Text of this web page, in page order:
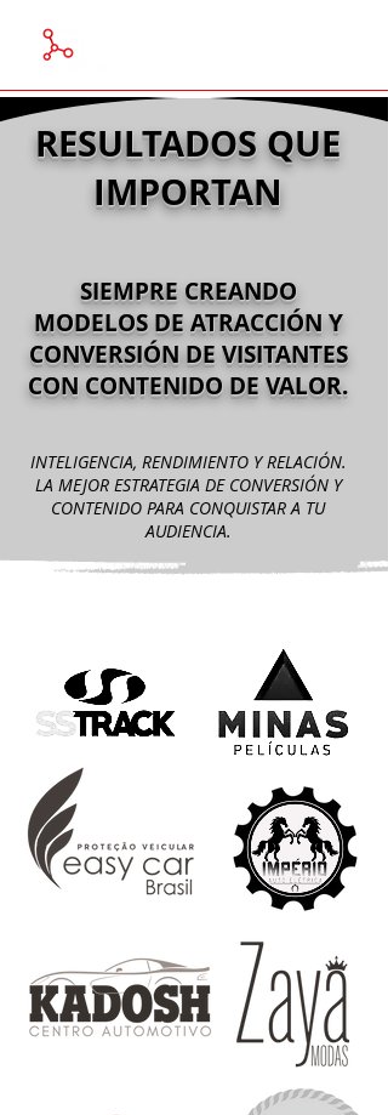
RESULTADOS QUE
IMPORTAN
SIEMPRE CREANDO
MODELOS DE ATRACCIÓN Y
CONVERSIÓN DE VISITANTES
CON CONTENIDO DE VALOR.
INTELIGENCIA, RENDIMIENTO Y RELACIÓN.
LA MEJOR ESTRATEGIA DE CONVERSIÓN Y
CONTENIDO PARA CONQUISTAR A TU
AUDIENCIA.